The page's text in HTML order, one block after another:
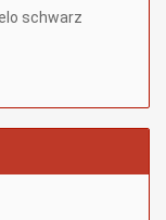
schwarz